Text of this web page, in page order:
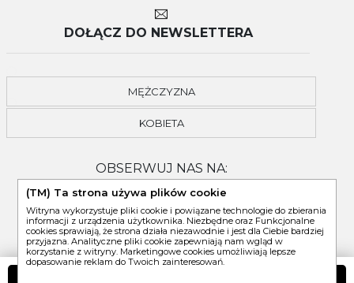
DOŁĄCZ DO NEWSLETTERA
MĘŻCZYZNA
KOBIETA
OBSERWUJ NAS NA:
(TM) Ta strona używa plików cookie
Witryna wykorzystuje pliki cookie i powiązane technologie do zbierania
informacji z urządzenia użytkownika. Niezbędne oraz Funkcjonalne
cookies sprawiają, że strona działa niezawodnie i jest dla Ciebie bardziej
przyjazna. Analityczne pliki cookie zapewniają nam wgląd w
korzystanie z witryny. Marketingowe cookies umożliwiają lepsze
dopasowanie reklam do Twoich zainteresowań.